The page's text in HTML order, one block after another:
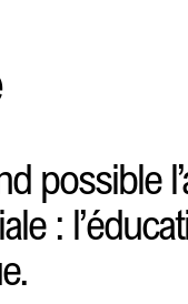
possible
: